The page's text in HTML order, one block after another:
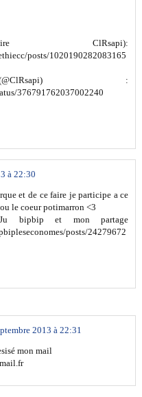
ClRsapi):
posts/1020190282083165
:
376791762037002240
à 22:30
et de ce faire je participe a ce
le coeur potimarron <3
bipbip et mon partage
posts/24279672
2013 à 22:31
mon mail